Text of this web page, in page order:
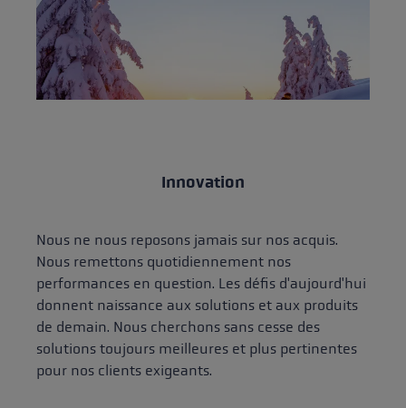
Innovation
Nous ne nous reposons jamais sur nos acquis.
Nous remettons quotidiennement nos
performances en question. Les défis d'aujourd'hui
donnent naissance aux solutions et aux produits
de demain. Nous cherchons sans cesse des
solutions toujours meilleures et plus pertinentes
pour nos clients exigeants.